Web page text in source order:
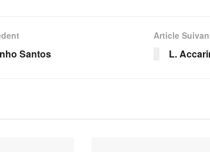
Santos
Article
L.